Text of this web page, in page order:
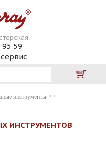
95 59
инструменты
ИНСТРУМЕНТОВ